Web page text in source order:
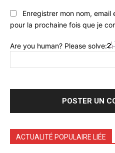
Enregistrer mon nom,
pour la prochaine fois que je
Are you human? Please solve:
ACTUALITÉ POPULAIRE LIÉE